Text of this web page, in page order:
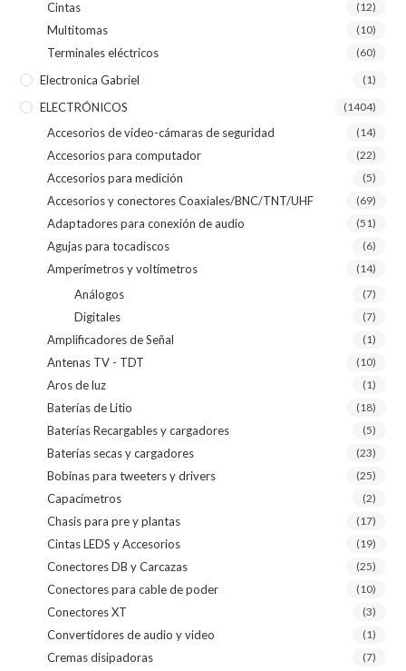
Cintas (12)
Multitomas (10)
Terminales eléctricos (60)
Electronica Gabriel (1)
ELECTRÓNICOS (1404)
Accesorios de video-cámaras de seguridad (14)
Accesorios para computador (22)
Accesorios para medición (5)
Accesorios y conectores Coaxiales/BNC/TNT/UHF (69)
Adaptadores para conexión de audio (51)
Agujas para tocadiscos (6)
Amperímetros y voltímetros (14)
Análogos (7)
Digitales (7)
Amplificadores de Señal (1)
Antenas TV - TDT (10)
Aros de luz (1)
Baterías de Litio (18)
Baterías Recargables y cargadores (5)
Baterías secas y cargadores (23)
Bobinas para tweeters y drivers (25)
Capacímetros (2)
Chasis para pre y plantas (17)
Cintas LEDS y Accesorios (19)
Conectores DB y Carcazas (25)
Conectores para cable de poder (10)
Conectores XT (3)
Convertidores de audio y video (1)
Cremas disipadoras (7)